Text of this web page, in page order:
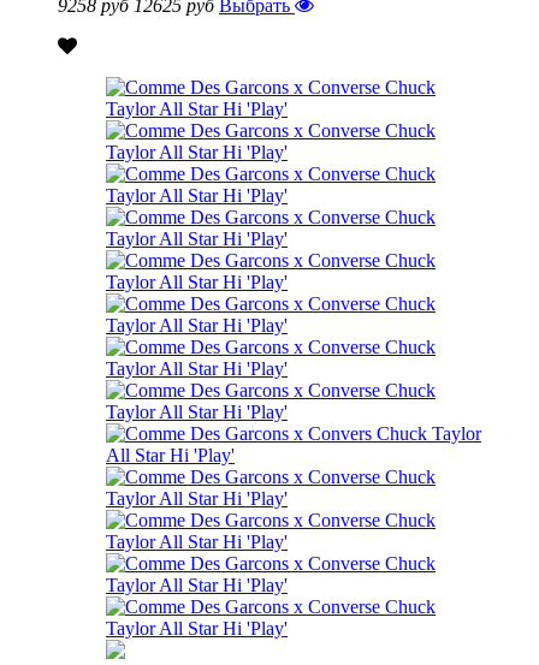
9258 руб 12625 руб Выбрать